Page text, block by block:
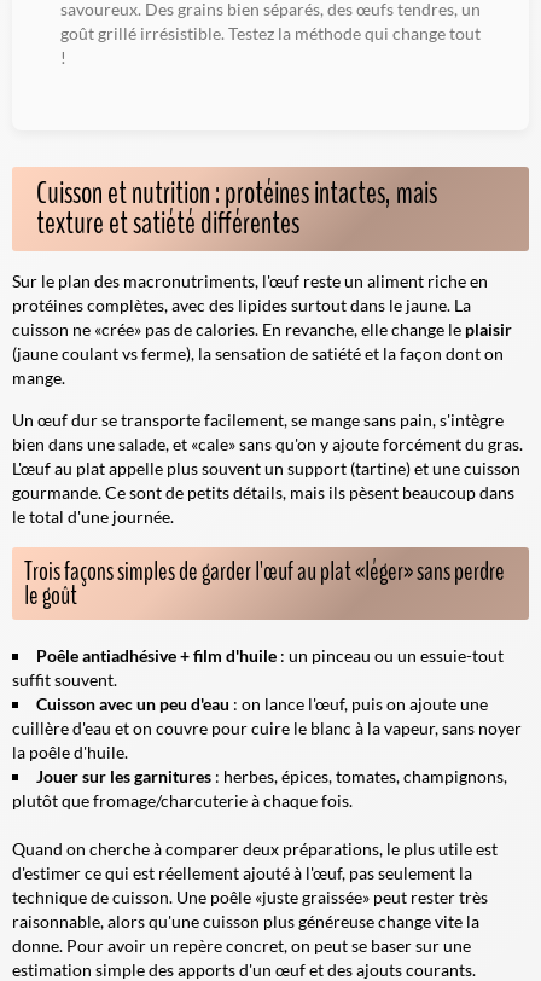
savoureux. Des grains bien séparés, des œufs tendres, un
goût grillé irrésistible. Testez la méthode qui change tout
!
Cuisson et nutrition : protéines intactes, mais
texture et satiété différentes
Sur le plan des macronutriments, l'œuf reste un aliment riche en
protéines complètes, avec des lipides surtout dans le jaune. La
cuisson ne «crée» pas de calories. En revanche, elle change le plaisir
(jaune coulant vs ferme), la sensation de satiété et la façon dont on
mange.
Un œuf dur se transporte facilement, se mange sans pain, s'intègre
bien dans une salade, et «cale» sans qu'on y ajoute forcément du gras.
L'œuf au plat appelle plus souvent un support (tartine) et une cuisson
gourmande. Ce sont de petits détails, mais ils pèsent beaucoup dans
le total d'une journée.
Trois façons simples de garder l'œuf au plat «léger» sans perdre
le goût
Poêle antiadhésive + film d'huile : un pinceau ou un essuie-tout
suffit souvent.
Cuisson avec un peu d'eau : on lance l'œuf, puis on ajoute une
cuillère d'eau et on couvre pour cuire le blanc à la vapeur, sans noyer
la poêle d'huile.
Jouer sur les garnitures : herbes, épices, tomates, champignons,
plutôt que fromage/charcuterie à chaque fois.
Quand on cherche à comparer deux préparations, le plus utile est
d'estimer ce qui est réellement ajouté à l'œuf, pas seulement la
technique de cuisson. Une poêle «juste graissée» peut rester très
raisonnable, alors qu'une cuisson plus généreuse change vite la
donne. Pour avoir un repère concret, on peut se baser sur une
estimation simple des apports d'un œuf et des ajouts courants.